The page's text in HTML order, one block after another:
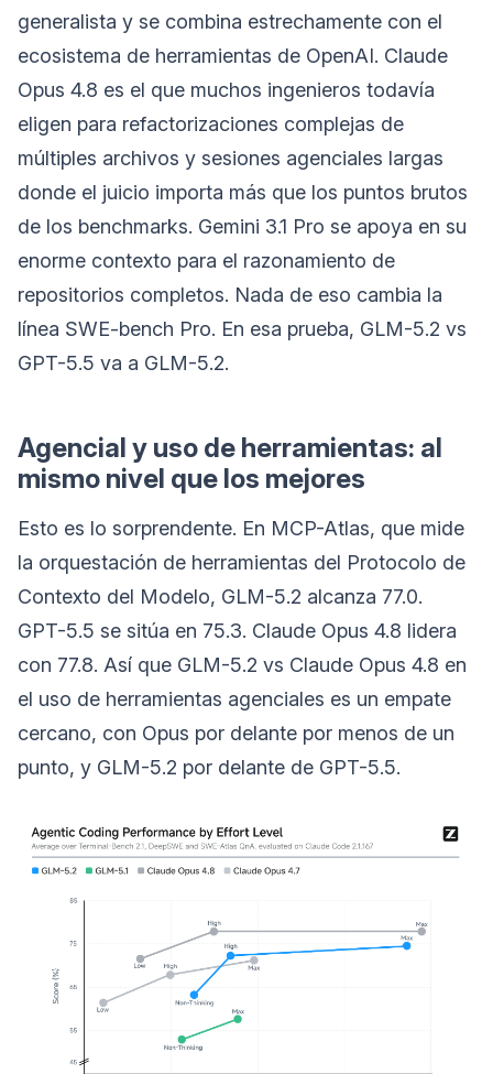
generalista y se combina estrechamente con el
ecosistema de herramientas de OpenAI. Claude
Opus 4.8 es el que muchos ingenieros todavía
eligen para refactorizaciones complejas de
múltiples archivos y sesiones agenciales largas
donde el juicio importa más que los puntos brutos
de los benchmarks. Gemini 3.1 Pro se apoya en su
enorme contexto para el razonamiento de
repositorios completos. Nada de eso cambia la
línea SWE-bench Pro. En esa prueba, GLM-5.2 vs
GPT-5.5 va a GLM-5.2.
Agencial y uso de herramientas: al
mismo nivel que los mejores
Esto es lo sorprendente. En MCP-Atlas, que mide
la orquestación de herramientas del Protocolo de
Contexto del Modelo, GLM-5.2 alcanza 77.0.
GPT-5.5 se sitúa en 75.3. Claude Opus 4.8 lidera
con 77.8. Así que GLM-5.2 vs Claude Opus 4.8 en
el uso de herramientas agenciales es un empate
cercano, con Opus por delante por menos de un
punto, y GLM-5.2 por delante de GPT-5.5.